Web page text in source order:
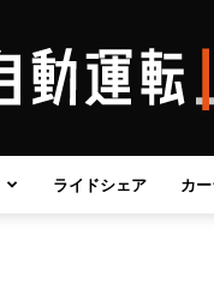
ライドシェア カ